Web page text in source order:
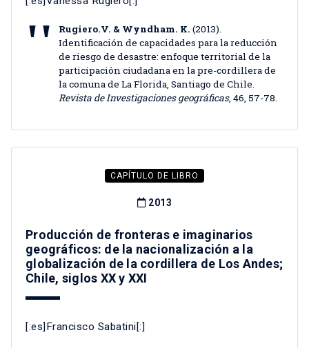
Rugiero.V. & Wyndham. K. (2013).
Identificación de capacidades para la reducción
de riesgo de desastre: enfoque territorial de la
participación ciudadana en la pre-cordillera de
la comuna de La Florida, Santiago de Chile.
Revista de Investigaciones geográficas, 46, 57-78.
CAPÍTULO DE LIBRO
2013
Producción de fronteras e imaginarios
geográficos: de la nacionalización a la
globalización de la cordillera de Los Andes;
Chile, siglos XX y XXI
[:es]Francisco Sabatini[:]